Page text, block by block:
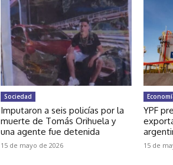
Sociedad
Imputaron a seis policías por la
muerte de Tomás Orihuela y
una agente fue detenida
15 de mayo de 2026
YPF
15 de